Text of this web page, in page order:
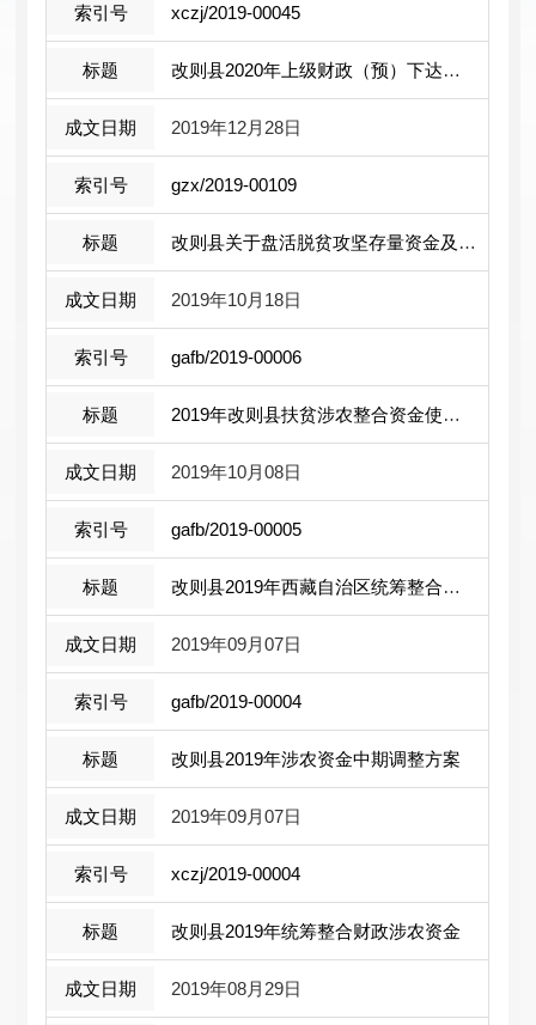
xczj/2019-00045
改则县2020年上级财政（预）下达脱贫攻 ...
2019年12月28日
gzx/2019-00109
改则县关于盘活脱贫攻坚存量资金及易地 ...
2019年10月18日
gafb/2019-00006
2019年改则县扶贫涉农整合资金使用情况 ...
2019年10月08日
gafb/2019-00005
改则县2019年西藏自治区统筹整合资金情 ...
2019年09月07日
gafb/2019-00004
改则县2019年涉农资金中期调整方案
2019年09月07日
xczj/2019-00004
改则县2019年统筹整合财政涉农资金
2019年08月29日